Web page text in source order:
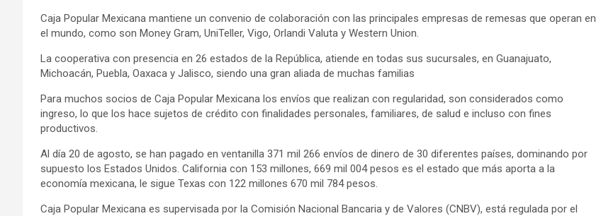
Caja Popular Mexicana mantiene un convenio de colaboración con las principales empresas de remesas que operan en
el mundo, como son Money Gram, UniTeller, Vigo, Orlandi Valuta y Western Union.
La cooperativa con presencia en 26 estados de la República, atiende en todas sus sucursales, en Guanajuato,
Michoacán, Puebla, Oaxaca y Jalisco, siendo una gran aliada de muchas familias
Para muchos socios de Caja Popular Mexicana los envíos que realizan con regularidad, son considerados como
ingreso, lo que los hace sujetos de crédito con finalidades personales, familiares, de salud e incluso con fines
productivos.
Al día 20 de agosto, se han pagado en ventanilla 371 mil 266 envíos de dinero de 30 diferentes países, dominando por
supuesto los Estados Unidos. California con 153 millones, 669 mil 004 pesos es el estado que más aporta a la
economía mexicana, le sigue Texas con 122 millones 670 mil 784 pesos.
Caja Popular Mexicana es supervisada por la Comisión Nacional Bancaria y de Valores (CNBV), está regulada por el